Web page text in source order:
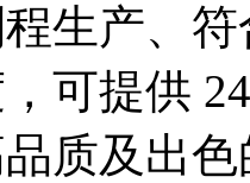
生产、
可提供
质及出